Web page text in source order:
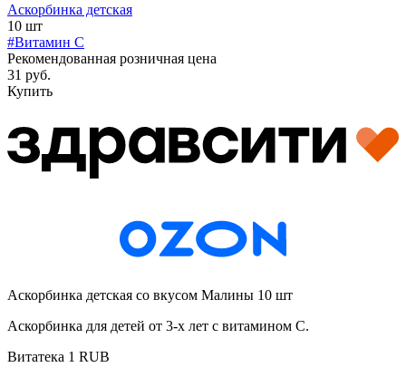
Аскорбинка детская
10 шт
#Витамин C
Рекомендованная розничная цена
31 руб.
Купить
Аскорбинка детская со вкусом Малины 10 шт
Аскорбинка для детей от 3-х лет с витамином С.
Витатека 1 RUB